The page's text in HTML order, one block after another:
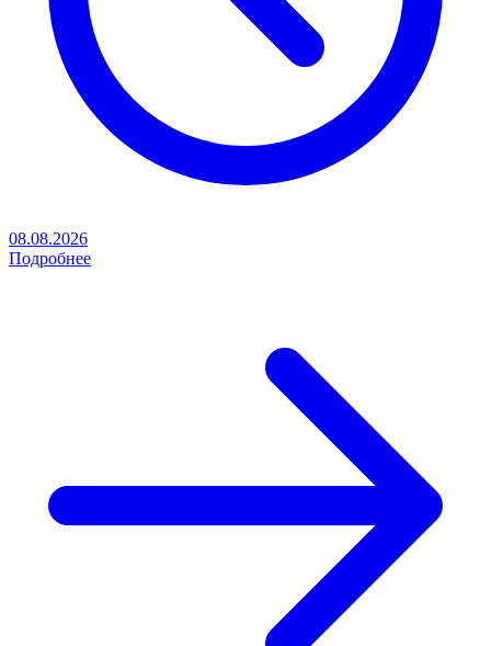
08.08.2026
Подробнее